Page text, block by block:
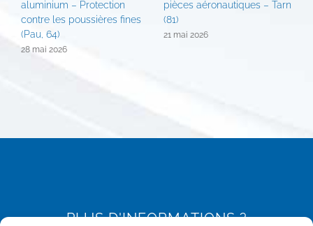
aluminium – Protection
contre les poussières fines
(Pau, 64)
28 mai 2026
pièces aéronautiques – Tarn
(81)
21 mai 2026
PLUS D'INFORMATIONS ?